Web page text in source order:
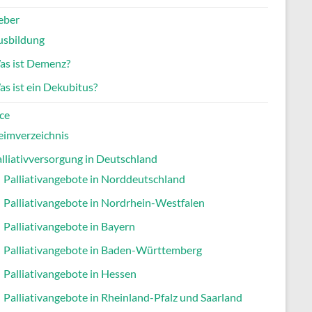
ist Demenz?
ist ein Dekubitus?
in Deutschland
Palliativangebote in Norddeutschland
Palliativangebote in Nordrhein-Westfalen
Palliativangebote in Bayern
Palliativangebote in Baden-Württemberg
Palliativangebote in Hessen
Palliativangebote in Rheinland-Pfalz und Saarland